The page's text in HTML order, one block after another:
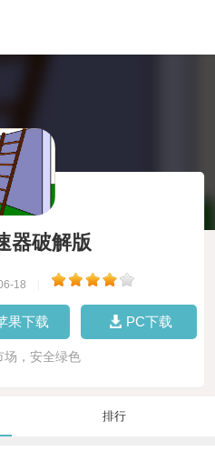
器破解版
18
果下载 PC下载
场，安全绿色
排行